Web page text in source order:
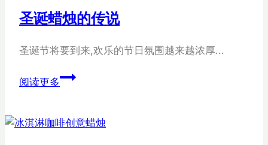
蜡
圣诞蜡烛的传说
圣诞节将要到来,欢乐的节日氛围越来越浓厚…
阅读更多圣
烛